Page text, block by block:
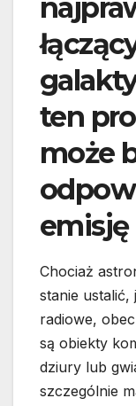
ten
może
emisję
Chociaż
stanie ustalić,
radiowe,
są obiekty
dziury lub
szczególnie